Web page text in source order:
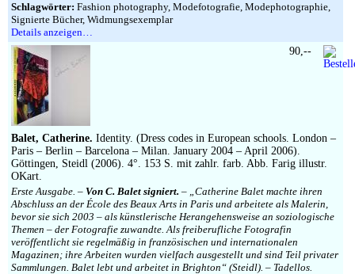
Schlagwörter: Fashion photography, Modefotografie, Modephotographie,
Signierte Bücher, Widmungsexemplar
Details anzeigen…
Balet, Catherine. Identity. (Dress codes in European schools. London –
Paris – Berlin – Barcelona – Milan. January 2004 – April 2006).
Göttingen, Steidl (2006). 4°. 153 S. mit zahlr. farb. Abb. Farig illustr.
OKart.
Erste Ausgabe. – Von C. Balet signiert. – „Catherine Balet machte ihren
Abschluss an der École des Beaux Arts in Paris und arbeitete als Malerin,
bevor sie sich 2003 – als künstlerische Herangehensweise an soziologische
Themen – der Fotografie zuwandte. Als freiberufliche Fotografin
veröffentlicht sie regelmäßig in französischen und internationalen
Magazinen; ihre Arbeiten wurden vielfach ausgestellt und sind Teil privater
Sammlungen. Balet lebt und arbeitet in Brighton“ (Steidl). – Tadellos.
90,--